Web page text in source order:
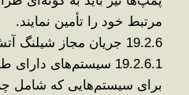
مرتبط خود را تأمین نمایند.
19.2.6 جریان مجاز شیلنگ
19.2.6.1 سیستم‌های دارای
برای سیستم‌هایی که شامل